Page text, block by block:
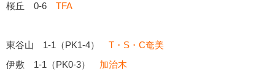
桜丘 0-6 TFA
東谷山 1-1（PK1-4） T・S・C奄美
伊敷 1-1（PK0-3） 加治木